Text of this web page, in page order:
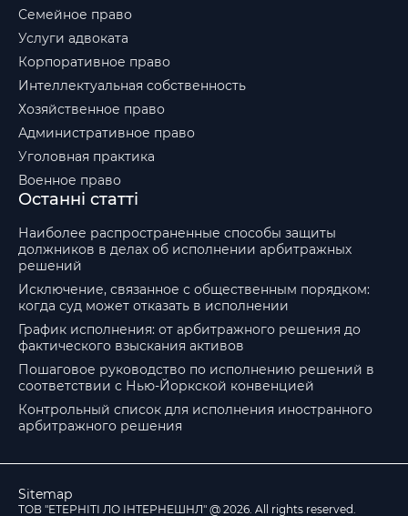
Семейное право
Услуги адвоката
Корпоративное право
Интеллектуальная собственность
Хозяйственное право
Административное право
Уголовная практика
Военное право
Останні статті
Наиболее распространенные способы защиты
должников в делах об исполнении арбитражных
решений
Исключение, связанное с общественным порядком:
когда суд может отказать в исполнении
График исполнения: от арбитражного решения до
фактического взыскания активов
Пошаговое руководство по исполнению решений в
соответствии с Нью-Йоркской конвенцией
Контрольный список для исполнения иностранного
арбитражного решения
Sitemap
ТОВ "ЕТЕРНІТІ ЛО ІНТЕРНЕШНЛ" @ 2026. All rights reserved.